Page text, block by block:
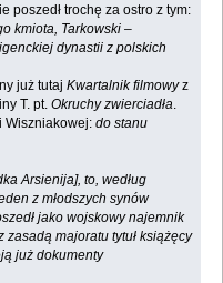
poszedł trochę za ostro z tym:
kmiota, Tarkowski –
dynastii z polskich
już tutajKwartalnik filmowyz
T. pt.Okruchy zwierciadła.
Wiszniakowej:do stanu
Arsienija], to, według
z młodszych synów
jako wojskowy najemnik
zasadą majoratu tytuł książęcy
już dokumenty